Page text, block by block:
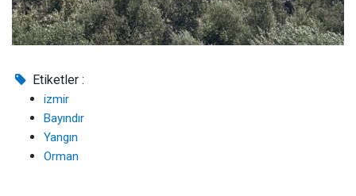
Etiketler :
izmir
Bayındır
Yangın
Orman